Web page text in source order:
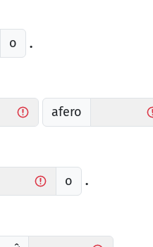
o .
afero
o .